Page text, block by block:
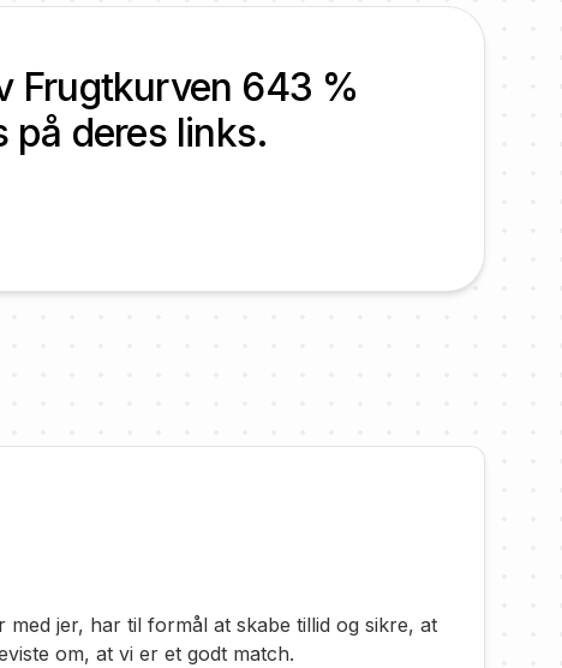
Frugtkurven 643 %
på deres links.
med jer, har til formål at skabe tillid og sikre, at
om, at vi er et godt match.